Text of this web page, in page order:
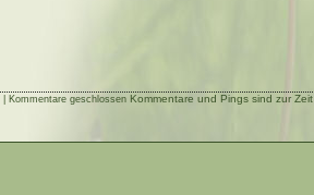
Kommentare geschlossen Kommentare und Pings sind zur Zeit